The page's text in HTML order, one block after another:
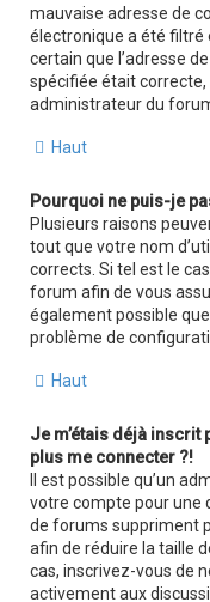
mauvaise adresse de
électronique a été filtré
certain que l’adresse
spécifiée était
administrateur du
Haut
Pourquoi ne puis-je
Plusieurs raisons
tout que votre nom
corrects. Si tel est le
forum afin de vous
également possible
problème de
Haut
Je m’étais déjà inscrit
plus me connecter ?!
Il est possible qu’un
votre compte pour une
de forums suppriment
afin de réduire la taille
cas, inscrivez-vous de
activement aux